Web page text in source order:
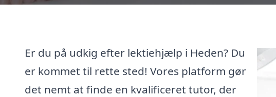
Er du på udkig efter lektiehjælp i Heden? Du
er kommet til rette sted! Vores platform gør
det nemt at finde en kvalificeret tutor, der